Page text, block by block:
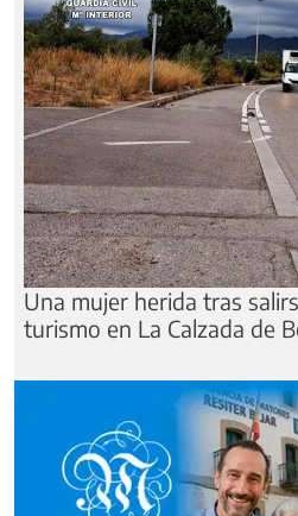
Una mujer herida tras
turismo en La Calzada de